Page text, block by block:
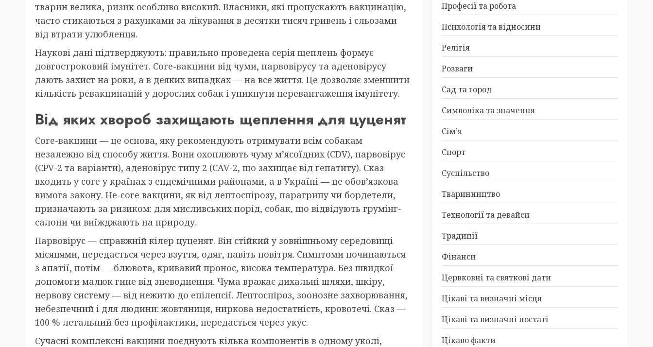
тварин велика, ризик особливо високий. Власники, які пропускають вакцинацію,
часто стикаються з рахунками за лікування в десятки тисяч гривень і сльозами
від втрати улюбленця.
Наукові дані підтверджують: правильно проведена серія щеплень формує
довгостроковий імунітет. Core-вакцини від чуми, парвовірусу та аденовірусу
дають захист на роки, а в деяких випадках — на все життя. Це дозволяє зменшити
кількість ревакцинацій у дорослих собак і уникнути перевантаження імунітету.
Від яких хвороб захищають щеплення для цуценят
Core-вакцини — це основа, яку рекомендують отримувати всім собакам
незалежно від способу життя. Вони охоплюють чуму м’ясоїдних (CDV), парвовірус
(CPV-2 та варіанти), аденовірус типу 2 (CAV-2, що захищає від гепатиту). Сказ
входить у core у країнах з ендемічними районами, а в Україні — це обов’язкова
вимога закону. Не-core вакцини, як від лептоспірозу, парагрипу чи бордетели,
призначають за ризиком: для мисливських порід, собак, що відвідують грумінг-
салони чи виїжджають на природу.
Парвовірус — справжній кілер цуценят. Він стійкий у зовнішньому середовищі
місяцями, передається через взуття, одяг, навіть повітря. Симптоми починаються
з апатії, потім — блювота, кривавий пронос, висока температура. Без швидкої
допомоги малюк гине від зневоднення. Чума вражає дихальні шляхи, шкіру,
нервову систему — від нежитю до епілепсії. Лептоспіроз, зоонозне захворювання,
небезпечний і для людини: жовтяниця, ниркова недостатність, кровотечі. Сказ —
100 % летальний без профілактики, передається через укус.
Сучасні комплексні вакцини поєднують кілька компонентів в одному уколі,
Професії та робота
Психологія та відносини
Релігія
Розваги
Сад та город
Символіка та значення
Сім’я
Спорт
Суспільство
Тваринництво
Технології та девайси
Традиції
Фінанси
Цервковні та святкові дати
Цікаві та визначні місця
Цікаві та визначні постаті
Цікаво факти